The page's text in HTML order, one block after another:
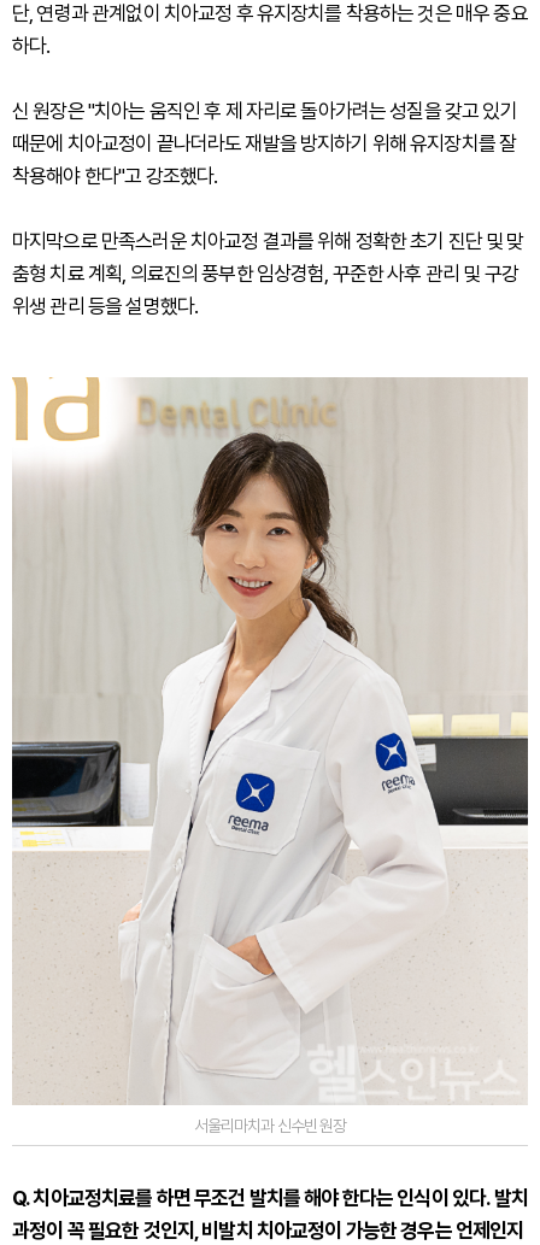
단, 연령과 관계없이 치아교정 후 유지장치를 착용하는 것은 매우 중요
하다.
신 원장은 "치아는 움직인 후 제 자리로 돌아가려는 성질을 갖고 있기
때문에 치아교정이 끝나더라도 재발을 방지하기 위해 유지장치를 잘
착용해야 한다"고 강조했다.
마지막으로 만족스러운 치아교정 결과를 위해 정확한 초기 진단 및 맞
춤형 치료 계획, 의료진의 풍부한 임상경험, 꾸준한 사후 관리 및 구강
위생 관리 등을 설명했다.
서울리마치과 신수빈 원장
Q. 치아교정치료를 하면 무조건 발치를 해야 한다는 인식이 있다. 발치
과정이 꼭 필요한 것인지, 비발치 치아교정이 가능한 경우는 언제인지